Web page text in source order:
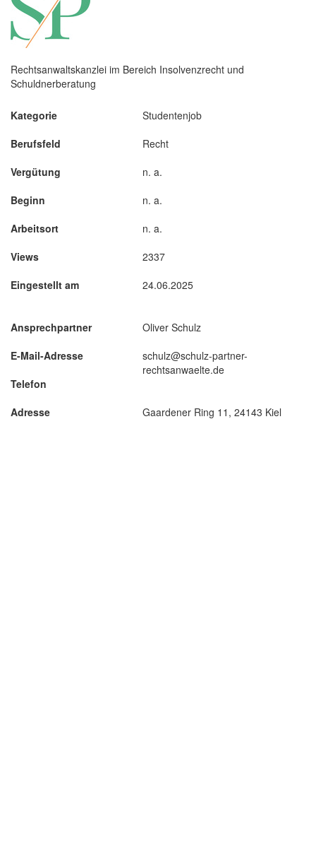
Rechtsanwaltskanzlei im Bereich Insolvenzrecht und
Schuldnerberatung
Kategorie
Berufsfeld
Vergütung
Beginn
Arbeitsort
Views
Eingestellt am
Studentenjob
Recht
n. a.
n. a.
n. a.
2337
24.06.2025
Ansprechpartner
E-Mail-Adresse
Telefon
Adresse
Oliver Schulz
schulz@schulz-partner-
rechtsanwaelte.de
Gaardener Ring 11, 24143 Kiel